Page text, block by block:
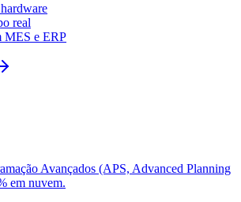
real
MES e ERP
Avançados (APS, Advanced Planning
em nuvem.